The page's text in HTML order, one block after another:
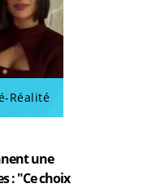
Réalité
une
: "Ce choix